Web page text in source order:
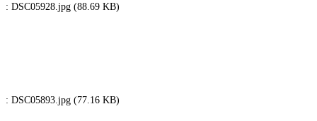
: DSC05928.jpg (88.69 KB)
: DSC05893.jpg (77.16 KB)